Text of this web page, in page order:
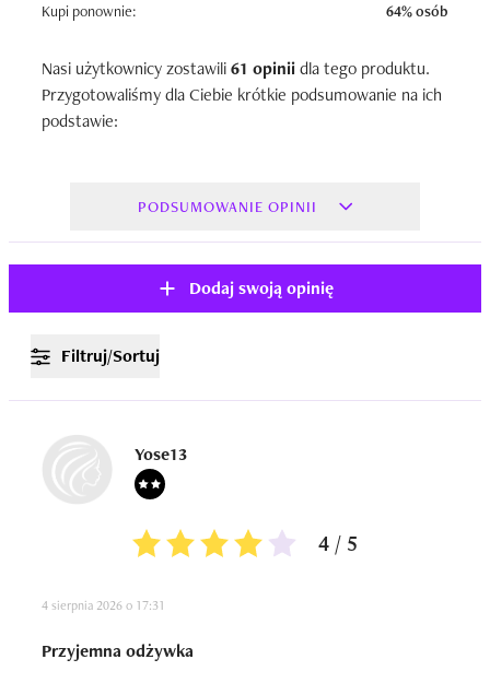
Kupi ponownie:
64% osób
Nasi użytkownicy zostawili61 opiniidla tego produktu.
Przygotowaliśmy dla Ciebie krótkie podsumowanie na ich
podstawie:
PODSUMOWANIE OPINII
Dodaj swoją opinię
Filtruj/Sortuj
Yose13
4 / 5
4 sierpnia 2026 o 17:31
Przyjemna odżywka